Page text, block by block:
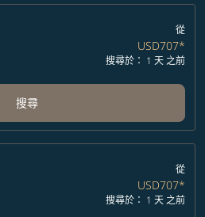
從
USD707*
搜尋於： 1 天 之前
搜尋
從
USD707*
搜尋於： 1 天 之前